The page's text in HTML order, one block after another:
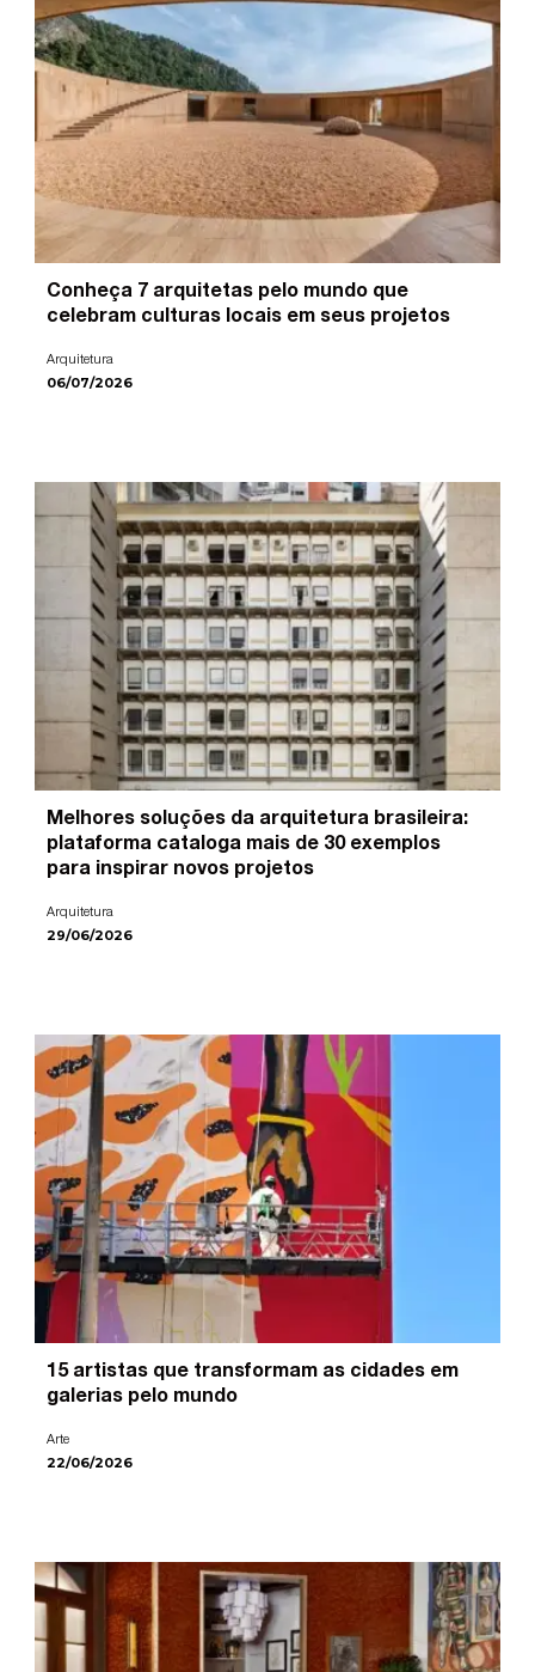
Conheça 7 arquitetas pelo mundo que
celebram culturas locais em seus projetos
Arquitetura
06/07/2026
Melhores soluções da arquitetura brasileira:
plataforma cataloga mais de 30 exemplos
para inspirar novos projetos
Arquitetura
29/06/2026
15 artistas que transformam as cidades em
galerias pelo mundo
Arte
22/06/2026